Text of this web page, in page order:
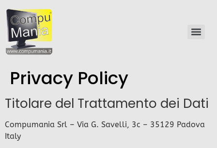
Privacy Policy
Titolare del Trattamento dei Dati
Compumania Srl – Via G. Savelli, 3c – 35129 Padova
Italy